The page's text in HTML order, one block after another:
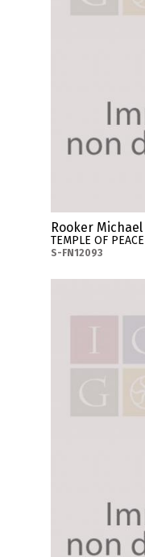
Rooker Michael
TEMPLE OF PEACE
S-FN12093